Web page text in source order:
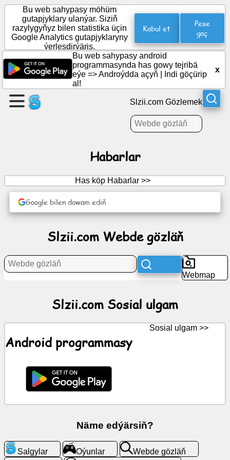
Sahypa
dörediň
Topar
dörediň
Güýmenje
Sosial
Habarlar
Wiki
Aragatnaşyklar
Bu web sahypasy möhüm
gutapjyklary ulanýar. Siziň
razylygyňyz bilen statistika üçin
Google Analytics gutapjyklaryny
ýerleşdirýäris.
Kabul et
Pese
gaç
Bu web sahypasy android
programmasynda has gowy tejribä
eýe =>Androýdda açyň
Indi göçürip
al!
x
Slzii.com Gözlemek
Habarlar
Has köp Habarlar >>
Google bilen dowam ediň
Slzii.com Webde gözläň
Webmap
Slzii.com Sosial ulgam
Android programmasy
Sosial ulgam >>
Näme edýärsiň?
Salgylar Oýunlar
Webde gözläň